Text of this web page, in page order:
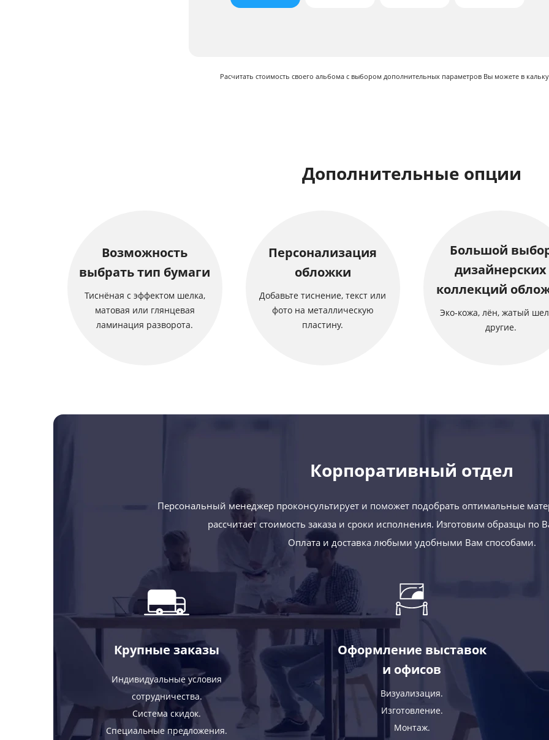
Расчитать стоимость своего альбома с выбором дополнительных параметров Вы можете в
Дополнительные опции
Возможность
выбрать тип бумаги
Тиснёная с эффектом шелка,
матовая или глянцевая
ламинация разворота.
Персонализация
обложки
Добавьте тиснение, текст или
фото на металлическую
пластину.
Большой
дизайнерских
коллекций
Эко-кожа, лён, жатый
другие.
Корпоративный отдел
Персональный менеджер проконсультирует и поможет подобрать оптимальные
рассчитает стоимость заказа и сроки исполнения. Изготовим образцы по
Оплата и доставка любыми удобными Вам способами.
Крупные заказы
Индивидуальные условия
сотрудничества.
Система скидок.
Специальные предложения.
Оформление выставок
и офисов
Визуализация.
Изготовление.
Монтаж.